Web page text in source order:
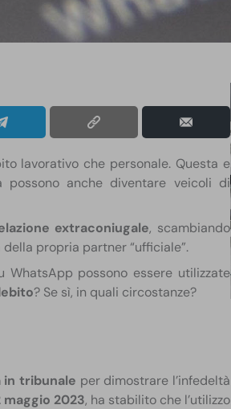
lavorativo che personale. Questa e
anche diventare veicoli di
extraconiugale, scambiando
propria partner “ufficiale”.
WhatsApp possono essere utilizzate
?​ Se sì, in quali circostanze?
in tribunale per dimostrare l’infedeltà
maggio 2023, ha stabilito che l’utilizzo